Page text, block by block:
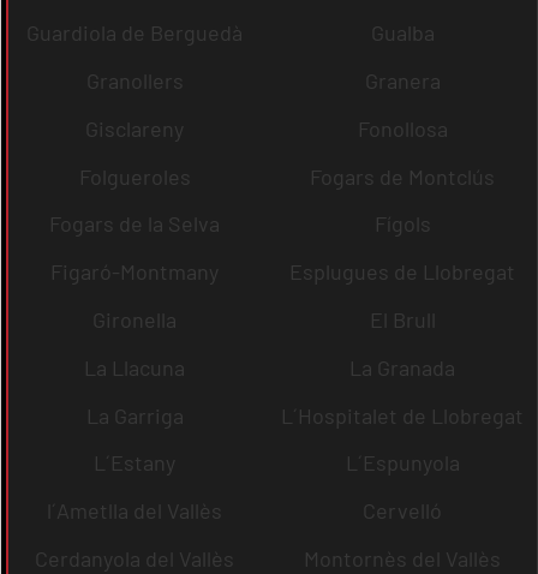
Guardiola de Berguedà
Gualba
Granollers
Granera
Gisclareny
Fonollosa
Folgueroles
Fogars de Montclús
Fogars de la Selva
Fígols
Figaró-Montmany
Esplugues de Llobregat
Gironella
El Brull
La Llacuna
La Granada
La Garriga
L´Hospitalet de Llobregat
L´Estany
L´Espunyola
l´Ametlla del Vallès
Cervelló
Cerdanyola del Vallès
Montornès del Vallès